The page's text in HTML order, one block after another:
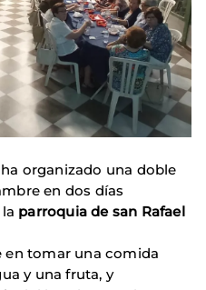
organizado una doble
en dos días
parroquia de san Rafael
en tomar una comida
y una fruta, y